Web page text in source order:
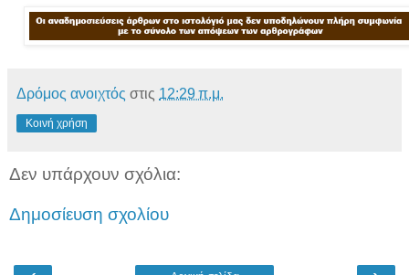
Δρόμος ανοιχτός στις 12:29 π.μ.
Κοινή χρήση
Δεν υπάρχουν σχόλια:
Δημοσίευση σχολίου